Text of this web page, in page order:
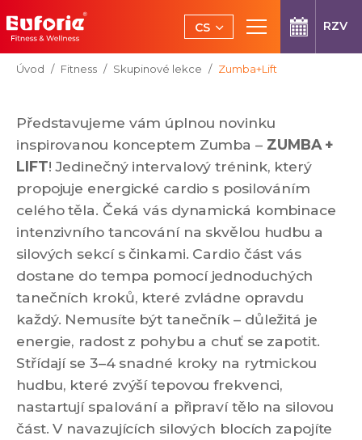
Přeskočit na hlavní obsah
CS
EN
RZV
Jsi tady:
Úvod Fitness Skupinové lekce Zumba+Lift
Představujeme vám úplnou novinku
inspirovanou konceptem Zumba – ZUMBA +
LIFT! Jedinečný intervalový trénink, který
propojuje energické cardio s posilováním
celého těla. Čeká vás dynamická kombinace
intenzivního tancování na skvělou hudbu a
silových sekcí s činkami. Cardio část vás
dostane do tempa pomocí jednoduchých
tanečních kroků, které zvládne opravdu
každý. Nemusíte být tanečník – důležitá je
energie, radost z pohybu a chuť se zapotit.
Střídají se 3–4 snadné kroky na rytmickou
hudbu, které zvýší tepovou frekvenci,
nastartují spalování a připraví tělo na silovou
část. V navazujících silových blocích zapojíte